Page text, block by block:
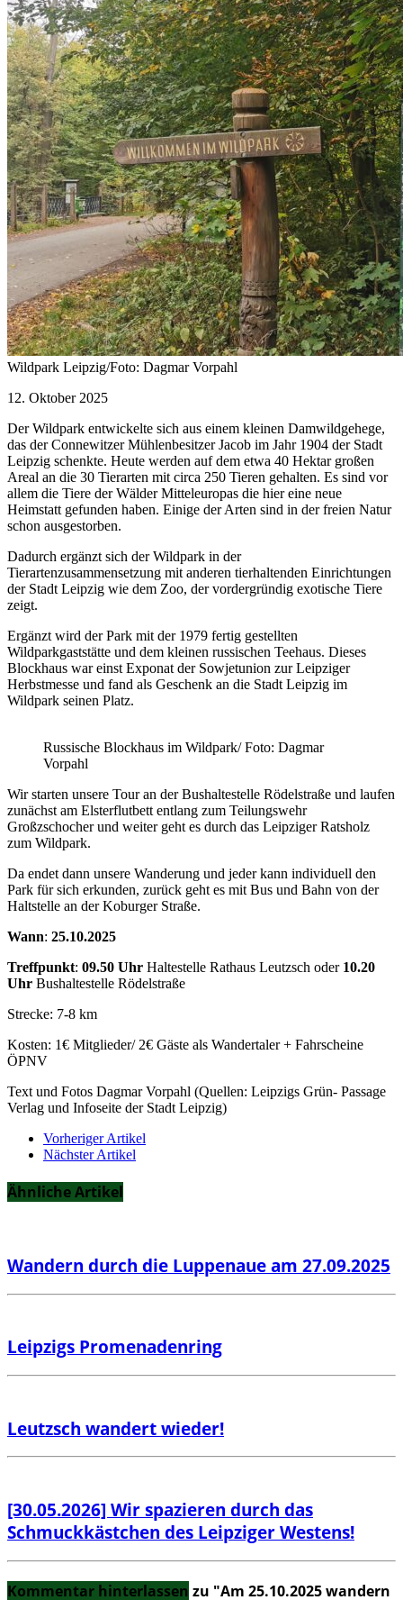
Wildpark Leipzig/Foto: Dagmar Vorpahl
12. Oktober 2025
Der Wildpark entwickelte sich aus einem kleinen Damwildgehege,
das der Connewitzer Mühlenbesitzer Jacob im Jahr 1904 der Stadt
Leipzig schenkte. Heute werden auf dem etwa 40 Hektar großen
Areal an die 30 Tierarten mit circa 250 Tieren gehalten. Es sind vor
allem die Tiere der Wälder Mitteleuropas die hier eine neue
Heimstatt gefunden haben. Einige der Arten sind in der freien Natur
schon ausgestorben.
Dadurch ergänzt sich der Wildpark in der
Tierartenzusammensetzung mit anderen tierhaltenden Einrichtungen
der Stadt Leipzig wie dem Zoo, der vordergründig exotische Tiere
zeigt.
Ergänzt wird der Park mit der 1979 fertig gestellten
Wildparkgaststätte und dem kleinen russischen Teehaus. Dieses
Blockhaus war einst Exponat der Sowjetunion zur Leipziger
Herbstmesse und fand als Geschenk an die Stadt Leipzig im
Wildpark seinen Platz.
Russische Blockhaus im Wildpark/ Foto: Dagmar
Vorpahl
Wir starten unsere Tour an der Bushaltestelle Rödelstraße und laufen
zunächst am Elsterflutbett entlang zum Teilungswehr
Großzschocher und weiter geht es durch das Leipziger Ratsholz
zum Wildpark.
Da endet dann unsere Wanderung und jeder kann individuell den
Park für sich erkunden, zurück geht es mit Bus und Bahn von der
Haltstelle an der Koburger Straße.
Wann: 25.10.2025
Treffpunkt: 09.50 Uhr Haltestelle Rathaus Leutzsch oder 10.20
Uhr Bushaltestelle Rödelstraße
Strecke: 7-8 km
Kosten: 1€ Mitglieder/ 2€ Gäste als Wandertaler + Fahrscheine
ÖPNV
Text und Fotos Dagmar Vorpahl (Quellen: Leipzigs Grün- Passage
Verlag und Infoseite der Stadt Leipzig)
Vorheriger Artikel
Nächster Artikel
Ähnliche Artikel
Wandern durch die Luppenaue am 27.09.2025
Leipzigs Promenadenring
Leutzsch wandert wieder!
[30.05.2026] Wir spazieren durch das
Schmuckkästchen des Leipziger Westens!
Kommentar hinterlassen zu "Am 25.10.2025 wandern